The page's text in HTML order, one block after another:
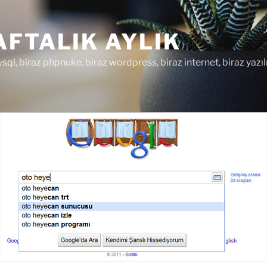
AYLIK
biraz phpnuke, biraz wordpress, biraz internet, biraz